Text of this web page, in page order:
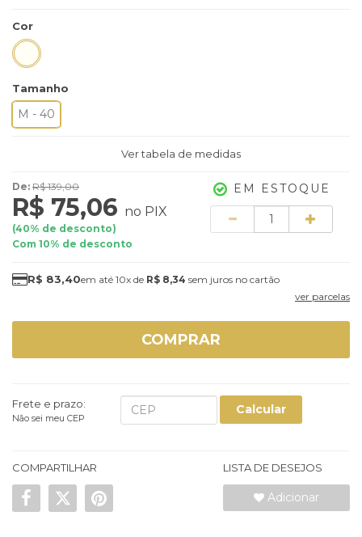
Cor
Tamanho
M - 40
Ver tabela de medidas
De: R$ 139,00
R$ 75,06 no PIX
(40% de desconto)
Com 10% de desconto
EM ESTOQUE
R$ 83,40 10x de R$ 8,34 sem juros
ver parcelas
COMPRAR
Frete e prazo:
Não sei meu CEP
Calcular
COMPARTILHAR LISTA DE DESEJOS
Adicionar